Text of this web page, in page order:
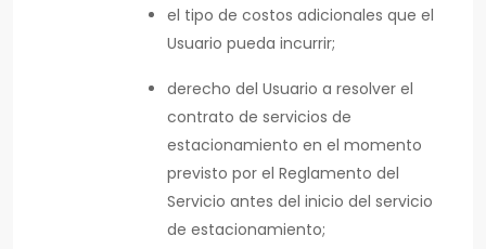
el tipo de costos adicionales que el
Usuario pueda incurrir;
derecho del Usuario a resolver el
contrato de servicios de
estacionamiento en el momento
previsto por el Reglamento del
Servicio antes del inicio del servicio
de estacionamiento;